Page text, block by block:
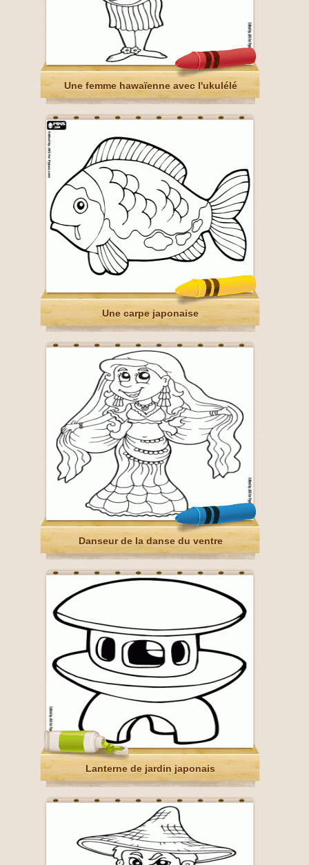
Une femme hawaïenne avec l'ukulélé
Une carpe japonaise
Danseur de la danse du ventre
Lanterne de jardin japonais